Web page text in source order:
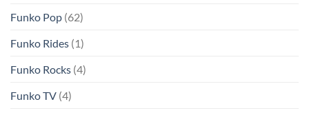
Funko Pop (62)
Funko Rides (1)
Funko Rocks (4)
Funko TV (4)